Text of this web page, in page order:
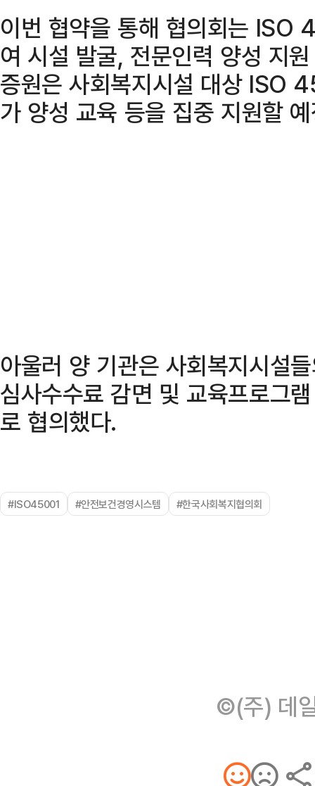
이번 협약을 통해 협의회는 ISO
여 시설 발굴, 전문인력 양성 지
증원은 사회복지시설 대상 ISO
가 양성 교육 등을 집중 지원할
아울러 양 기관은 사회복지시설
심사수수료 감면 및 교육프로그
로 협의했다.
#ISO45001 #안전보건경영시스템 #한국사회복지협의회
©(주) 데